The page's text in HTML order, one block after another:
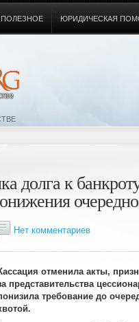
ПОЛЕЗНОЕ ЮРИДИЧЕСКАЯ
долга к
Нет комментариев
отменила акты,
представительства
требование до